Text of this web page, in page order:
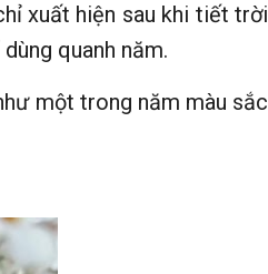
xuất hiện sau khi tiết trời
quanh năm.
một trong năm màu sắc